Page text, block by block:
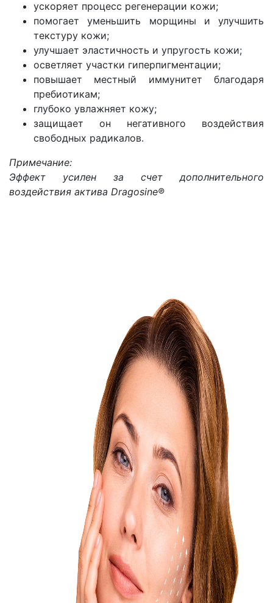
ускоряет процесс регенерации кожи;
помогает уменьшить морщины и улучшить
текстуру кожи;
улучшает эластичность и упругость кожи;
осветляет участки гиперпигментации;
повышает местный иммунитет благодаря
пребиотикам;
глубоко увлажняет кожу;
защищает он негативного воздействия
свободных радикалов.
Примечание:
Эффект усилен за счет дополнительного
воздействия актива Dragosine®️